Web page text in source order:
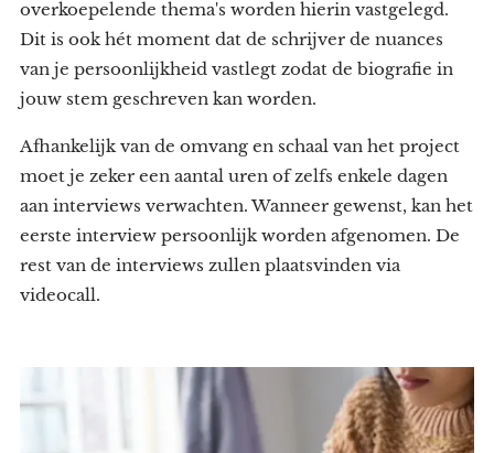
overkoepelende thema's worden hierin vastgelegd.
Dit is ook hét moment dat de schrijver de nuances
van je persoonlijkheid vastlegt zodat de biografie in
jouw stem geschreven kan worden.
Afhankelijk van de omvang en schaal van het project
moet je zeker een aantal uren of zelfs enkele dagen
aan interviews verwachten. Wanneer gewenst, kan het
eerste interview persoonlijk worden afgenomen. De
rest van de interviews zullen plaatsvinden via
videocall.